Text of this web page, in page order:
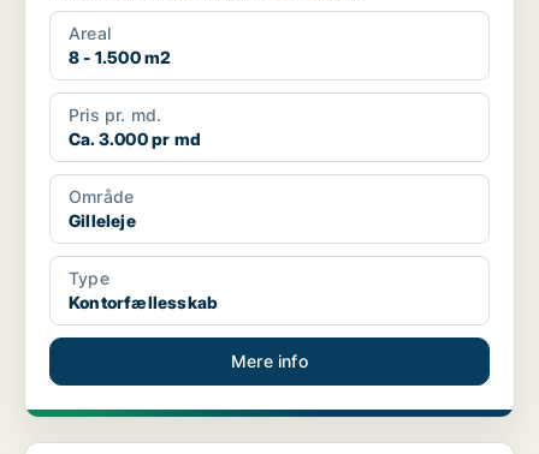
Areal
8 - 1.500 m2
Pris pr. md.
Ca. 3.000 pr md
Område
Gilleleje
Type
Kontorfællesskab
Mere info